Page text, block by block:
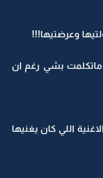
وعرضتيها!!!
بشي رغم ان
اللي كان يغنيها